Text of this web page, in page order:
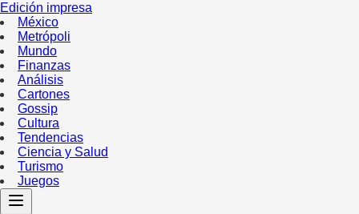
Edición impresa
México
Metrópoli
Mundo
Finanzas
Análisis
Cartones
Gossip
Cultura
Tendencias
Ciencia y Salud
Turismo
Juegos